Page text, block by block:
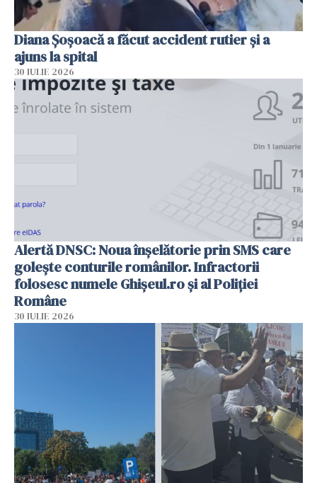
Diana Șoșoacă a făcut accident rutier și a
ajuns la spital
30 IULIE 2026
Alertă DNSC: Noua înșelătorie prin SMS care
golește conturile românilor. Infractorii
folosesc numele Ghișeul.ro și al Poliției
Române
30 IULIE 2026